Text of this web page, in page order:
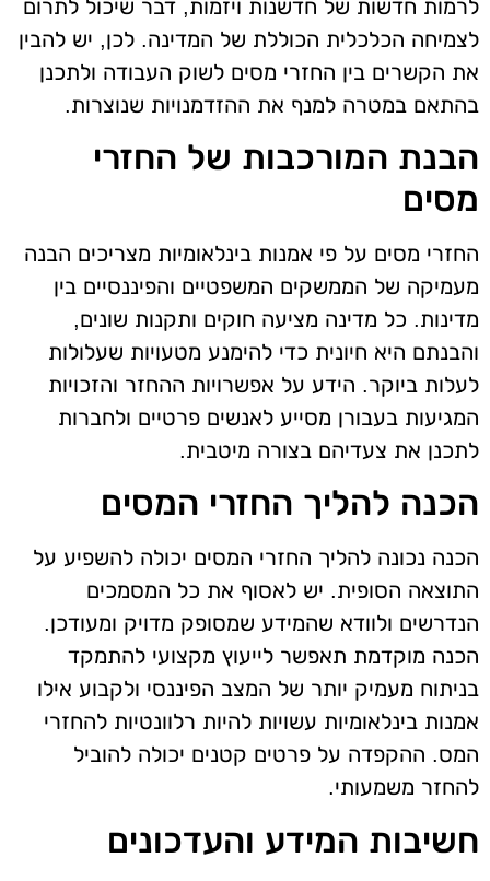
לרמות חדשות של חדשנות ויזמות, דבר שיכול לתרום
לצמיחה הכלכלית הכוללת של המדינה. לכן, יש להבין
את הקשרים בין החזרי מסים לשוק העבודה ולתכנן
בהתאם במטרה למנף את ההזדמנויות שנוצרות.
הבנת המורכבות של החזרי
מסים
החזרי מסים על פי אמנות בינלאומיות מצריכים הבנה
מעמיקה של הממשקים המשפטיים והפיננסיים בין
מדינות. כל מדינה מציעה חוקים ותקנות שונים,
והבנתם היא חיונית כדי להימנע מטעויות שעלולות
לעלות ביוקר. הידע על אפשרויות ההחזר והזכויות
המגיעות בעבורן מסייע לאנשים פרטיים ולחברות
לתכנן את צעדיהם בצורה מיטבית.
הכנה להליך החזרי המסים
הכנה נכונה להליך החזרי המסים יכולה להשפיע על
התוצאה הסופית. יש לאסוף את כל המסמכים
הנדרשים ולוודא שהמידע שמסופק מדויק ומעודכן.
הכנה מוקדמת תאפשר לייעוץ מקצועי להתמקד
בניתוח מעמיק יותר של המצב הפיננסי ולקבוע אילו
אמנות בינלאומיות עשויות להיות רלוונטיות להחזרי
המס. ההקפדה על פרטים קטנים יכולה להוביל
להחזר משמעותי.
חשיבות המידע והעדכונים